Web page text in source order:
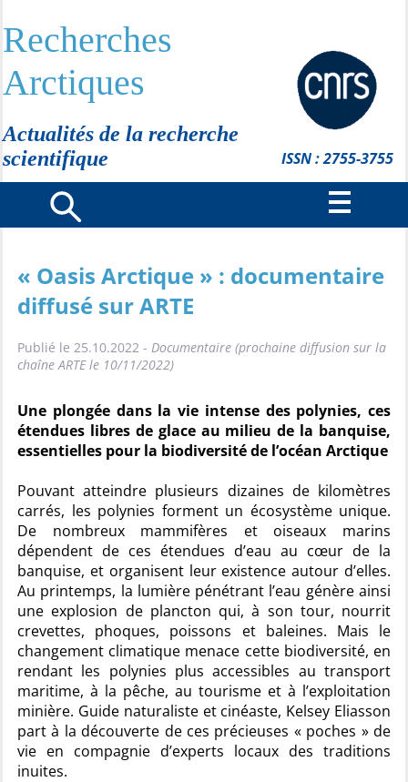
Recherches
Arctiques
Actualités de la recherche
scientifique
ISSN : 2755-3755
« Oasis Arctique » : documentaire
diffusé sur ARTE
Publié le 25.10.2022 - Documentaire (prochaine diffusion sur la
chaîne ARTE le 10/11/2022)
Une plongée dans la vie intense des polynies, ces
étendues libres de glace au milieu de la banquise,
essentielles pour la biodiversité de l’océan Arctique
Pouvant atteindre plusieurs dizaines de kilomètres
carrés, les polynies forment un écosystème unique.
De nombreux mammifères et oiseaux marins
dépendent de ces étendues d’eau au cœur de la
banquise, et organisent leur existence autour d’elles.
Au printemps, la lumière pénétrant l’eau génère ainsi
une explosion de plancton qui, à son tour, nourrit
crevettes, phoques, poissons et baleines. Mais le
changement climatique menace cette biodiversité, en
rendant les polynies plus accessibles au transport
maritime, à la pêche, au tourisme et à l’exploitation
minière. Guide naturaliste et cinéaste, Kelsey Eliasson
part à la découverte de ces précieuses « poches » de
vie en compagnie d’experts locaux des traditions
inuites.